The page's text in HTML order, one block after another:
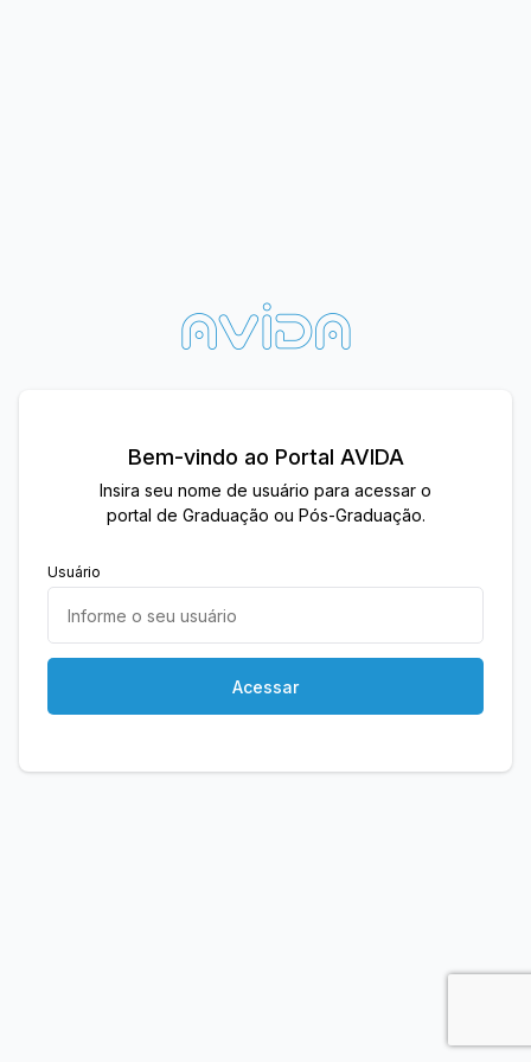
Bem-vindo ao Portal AVIDA
Insira seu nome de usuário para acessar o
portal de Graduação ou Pós-Graduação.
Usuário
Acessar